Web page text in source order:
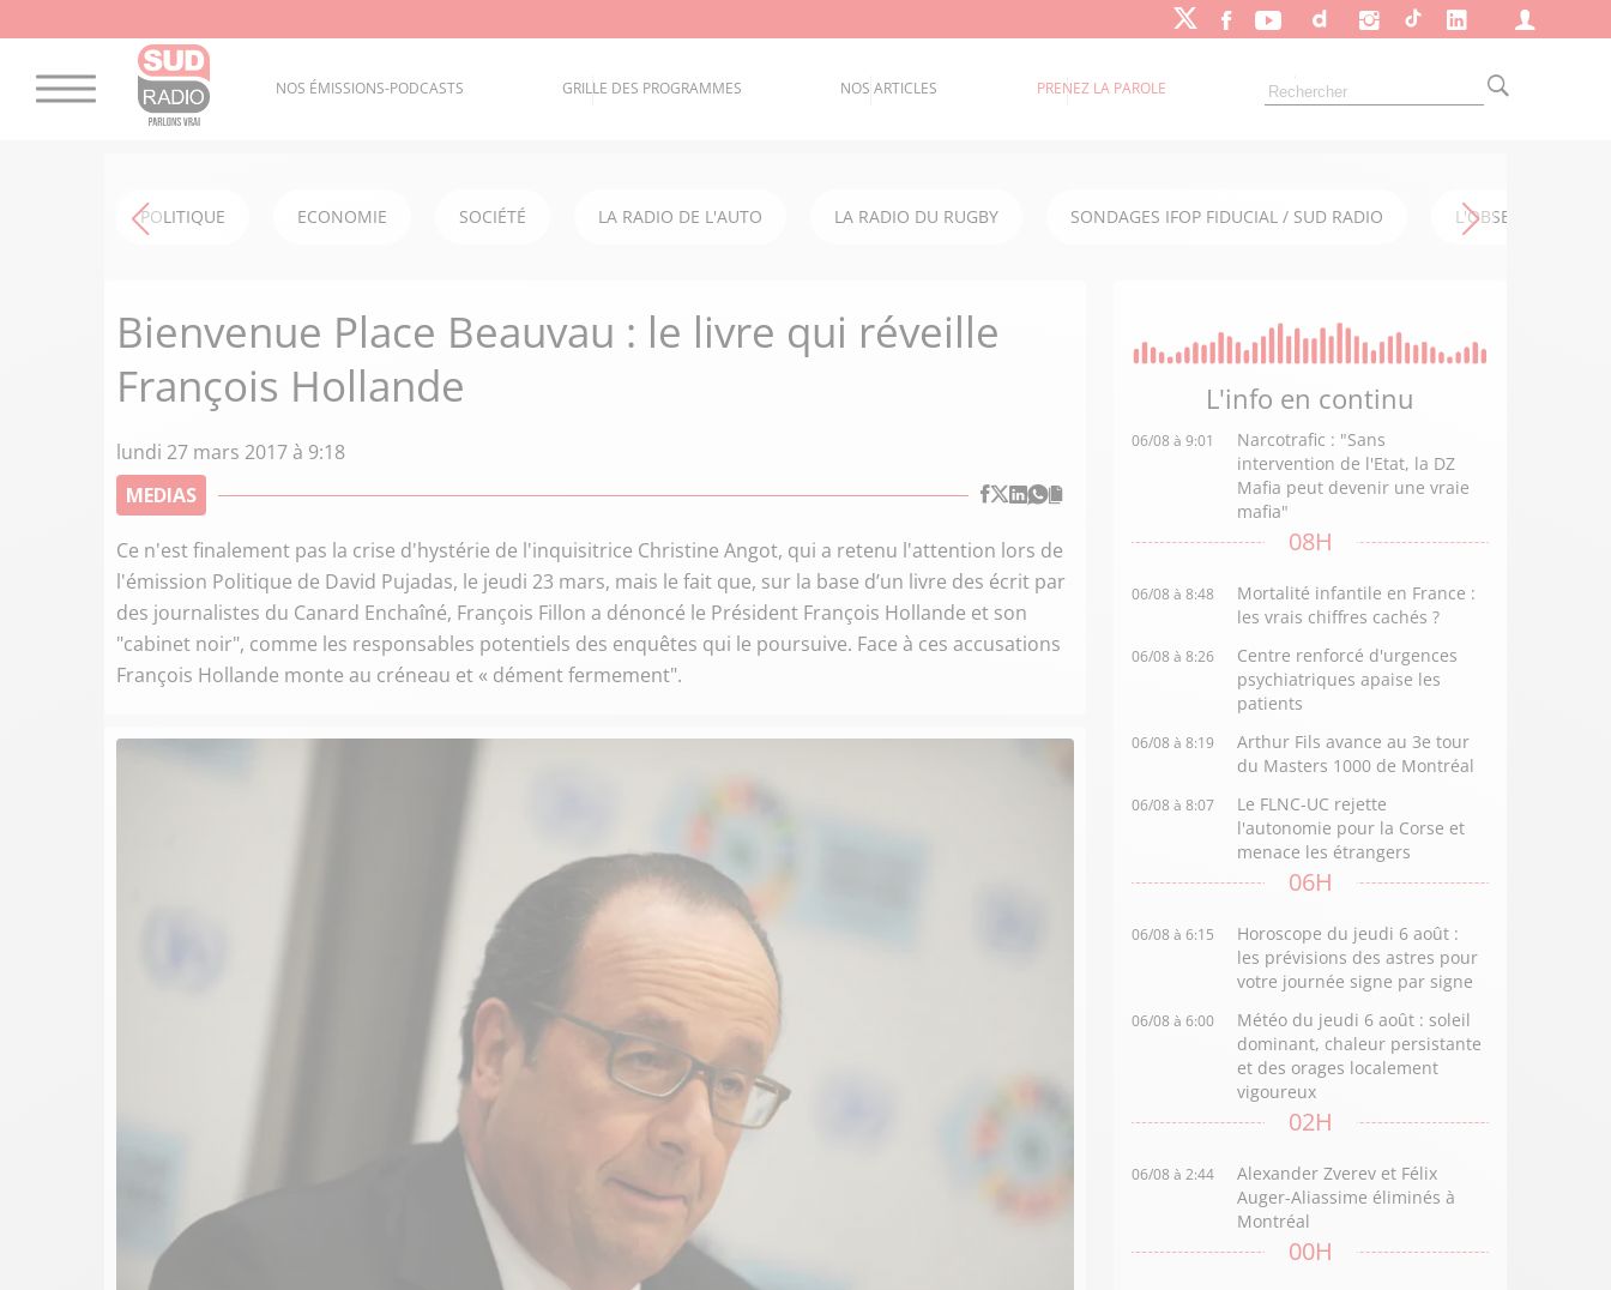
NOS ÉMISSIONS-PODCASTS GRILLE DES PROGRAMMES NOS ARTICLES PRENEZ LA PAROLE
POLITIQUE ECONOMIE SOCIÉTÉ LA RADIO DE L'AUTO LA RADIO DU RUGBY SONDAGES IFOP FIDUCIAL / SUD RADIO L'OBSERVATOIRE
Bienvenue Place Beauvau : le livre qui réveille
François Hollande
lundi 27 mars 2017 à 9:18
MEDIAS
Ce n'est finalement pas la crise d'hystérie de l'inquisitrice Christine Angot, qui a retenu l'attention lors de
l'émission Politique de David Pujadas, le jeudi 23 mars, mais le fait que, sur la base d’un livre des écrit par
des journalistes du Canard Enchaîné, François Fillon a dénoncé le Président François Hollande et son
"cabinet noir", comme les responsables potentiels des enquêtes qui le poursuive. Face à ces accusations
François Hollande monte au créneau et « dément fermement".
L'info en continu
06/08 à 9:01
Narcotrafic : "Sans
intervention de l'Etat, la DZ
Mafia peut devenir une vraie
mafia"
08H
06/08 à 8:48
Mortalité infantile en France :
les vrais chiffres cachés ?
06/08 à 8:26
Centre renforcé d'urgences
psychiatriques apaise les
patients
06/08 à 8:19
Arthur Fils avance au 3e tour
du Masters 1000 de Montréal
06/08 à 8:07
Le FLNC-UC rejette
l'autonomie pour la Corse et
menace les étrangers
06H
06/08 à 6:15
Horoscope du jeudi 6 août :
les prévisions des astres pour
votre journée signe par signe
06/08 à 6:00
Météo du jeudi 6 août : soleil
dominant, chaleur persistante
et des orages localement
vigoureux
02H
06/08 à 2:44
Alexander Zverev et Félix
Auger-Aliassime éliminés à
Montréal
00H